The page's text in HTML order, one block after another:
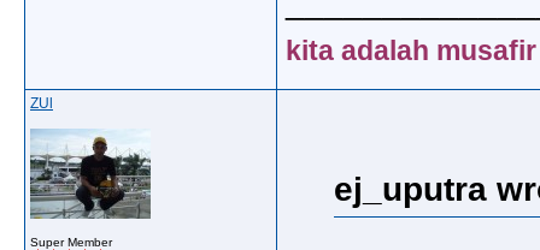
kita adalah
ZUl
Super Member
ej_uputra